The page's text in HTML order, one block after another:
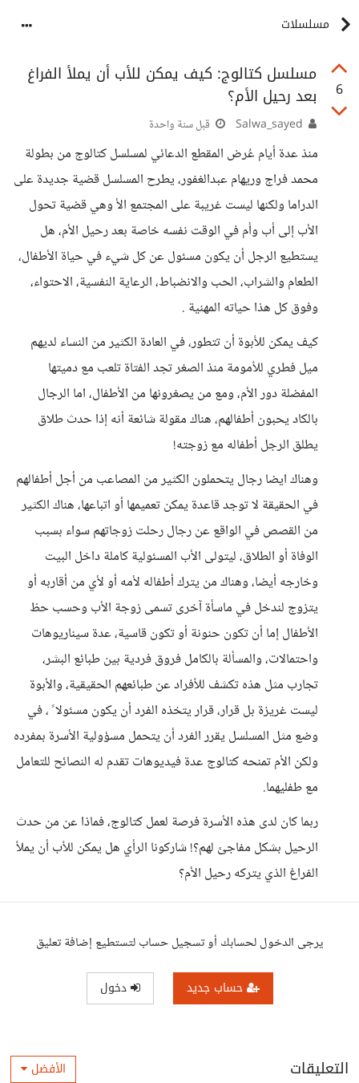
مسلسلات
6
مسلسل كتالوج: كيف يمكن للأب أن يملأ الفراغ
بعد رحيل الأم؟
قبل سنة واحدة
منذ عدة أيام عُرض المقطع الدعائي لمسلسل كتالوج من بطولة
محمد فراج وريهام عبدالغفور، يطرح المسلسل قضية جديدة على
الدراما ولكنها ليست غريبة على المجتمع الأ وهي قضية تحول
الأب إلى أب وأم في الوقت نفسه خاصة بعد رحيل الأم، هل
يستطيع الرجل أن يكون مسئول عن كل شيء في حياة الأطفال،
الطعام والشراب، الحب والانضباط، الرعاية النفسية، الاحتواء،
وفوق كل هذا حياته المهنية .
كيف يمكن للأبوة أن تتطور، في العادة الكثير من النساء لديهم
ميل فطري للأمومة منذ الصغر تجد الفتاة تلعب مع دميتها
المفضلة دور الأم، ومع من يصغرونها من الأطفال، اما الرجال
بالكاد يحبون أطفالهم، هناك مقولة شائعة أنه إذا حدث طلاق
يطلق الرجل أطفاله مع زوجته!
وهناك ايضا رجال يتحملون الكثير من المصاعب من أجل أطفالهم
في الحقيقة لا توجد قاعدة يمكن تعميمها أو اتباعها، هناك الكثير
من القصص في الواقع عن رجال رحلت زوجاتهم سواء بسبب
الوفاة أو الطلاق، ليتولى الأب المسئولية كاملة داخل البيت
وخارجه أيضا، وهناك من يترك أطفاله لأمه أو لأي من أقاربه أو
يتزوج لندخل في ماسأة آخرى تسمى زوجة الأب وحسب حظ
الأطفال إما أن تكون حنونة أو تكون قاسية، عدة سيناريوهات
واحتمالات، والمسألة بالكامل فروق فردية بين طبائع البشر،
تجارب مثل هذه تكشف للأفراد عن طبائعهم الحقيقية، والأبوة
ليست غريزة بل قرار، قرار يتخذه الفرد أن يكون مسئولا ً ، في
وضع مثل المسلسل يقرر الفرد أن يتحمل مسؤولية الأسرة بمفرده
ولكن الأم تمنحه كتالوج عدة فيديوهات تقدم له النصائح للتعامل
مع طفليهما.
ربما كان لدى هذه الأسرة فرصة لعمل كتالوج، فماذا عن من حدث
الرحيل بشكل مفاجئ لهم؟! شاركونا الرأي هل يمكن للأب أن يملأ
الفراغ الذي يتركه رحيل الأم؟
يرجى الدخول لحسابك أو تسجيل حساب لتستطيع إضافة تعليق
حساب جديد دخول
التعليقات الأفضل